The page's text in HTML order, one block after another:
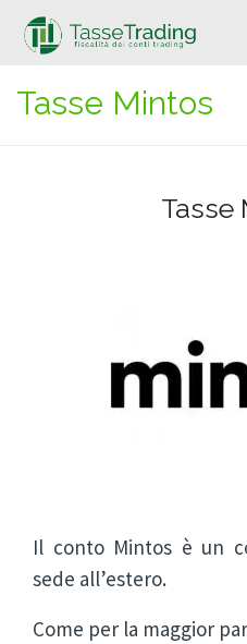
Tasse Mintos
Tasse
Il conto Mintos è un
sede all’estero.
Come per la maggior